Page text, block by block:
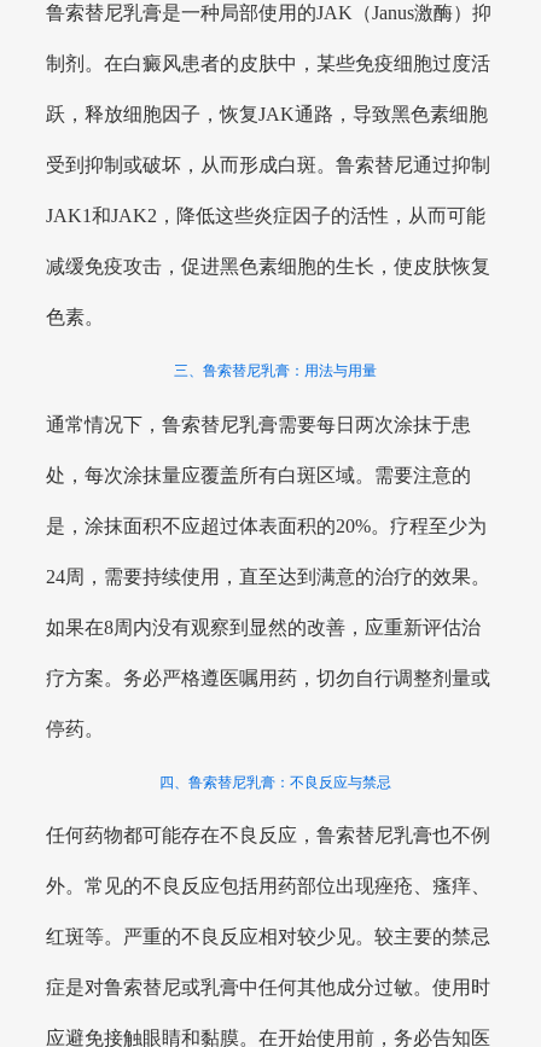
鲁索替尼乳膏是一种局部使用的JAK（Janus激酶）抑
制剂。在白癜风患者的皮肤中，某些免疫细胞过度活
跃，释放细胞因子，恢复JAK通路，导致黑色素细胞
受到抑制或破坏，从而形成白斑。鲁索替尼通过抑制
JAK1和JAK2，降低这些炎症因子的活性，从而可能
减缓免疫攻击，促进黑色素细胞的生长，使皮肤恢复
色素。
三、鲁索替尼乳膏：用法与用量
通常情况下，鲁索替尼乳膏需要每日两次涂抹于患
处，每次涂抹量应覆盖所有白斑区域。需要注意的
是，涂抹面积不应超过体表面积的20%。疗程至少为
24周，需要持续使用，直至达到满意的治疗的效果。
如果在8周内没有观察到显然的改善，应重新评估治
疗方案。务必严格遵医嘱用药，切勿自行调整剂量或
停药。
四、鲁索替尼乳膏：不良反应与禁忌
任何药物都可能存在不良反应，鲁索替尼乳膏也不例
外。常见的不良反应包括用药部位出现痤疮、瘙痒、
红斑等。严重的不良反应相对较少见。较主要的禁忌
症是对鲁索替尼或乳膏中任何其他成分过敏。使用时
应避免接触眼睛和黏膜。在开始使用前，务必告知医